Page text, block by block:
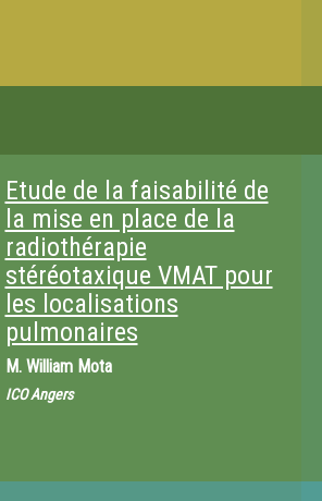
Etude de la faisabilité de
la mise en place de la
radiothérapie
stéréotaxique VMAT pour
les localisations
pulmonaires
M. William Mota
ICO Angers